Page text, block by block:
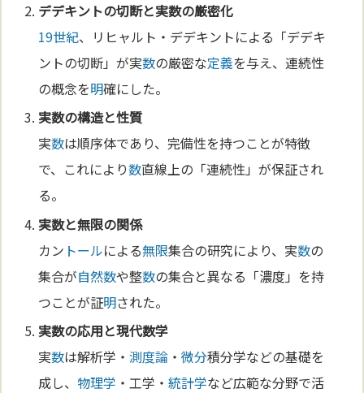
デデキントの切断と実数の厳密化
19世紀、リヒャルト・デデキントによる「デデキ
ントの切断」が実数の厳密な定義を与え、連続性
の概念を明確にした。
実数の構造と性質
実数は順序体であり、完備性を持つことが特徴
で、これにより数直線上の「連続性」が保証され
る。
実数と無限の関係
カン トールによる無限集合の研究により、実数の
集合が自然数や整数の集合と異なる「濃度」を持
つことが証明された。
実数の応用と現代数学
実数は解析学・測度論 ・微分積分学などの基礎を
成し、 物理学 ・工学・統計学など広範な分野で活